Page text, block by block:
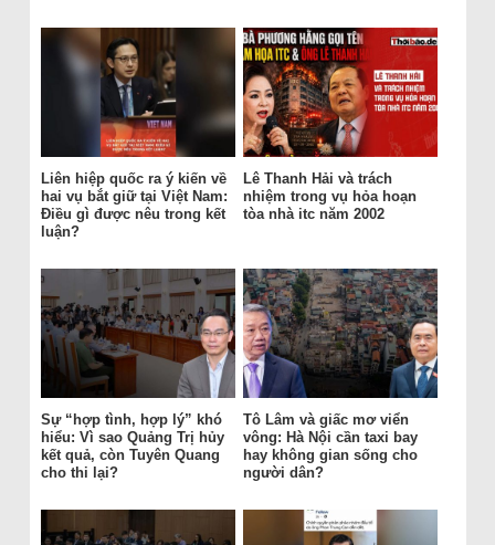
Liên hiệp quốc ra ý kiến về
hai vụ bắt giữ tại Việt Nam:
Điều gì được nêu trong kết
luận?
Lê Thanh Hải và trách
nhiệm trong vụ hỏa hoạn
tòa nhà itc năm 2002
Sự “hợp tình, hợp lý” khó
hiểu: Vì sao Quảng Trị hủy
kết quả, còn Tuyên Quang
cho thi lại?
Tô Lâm và giấc mơ viển
vông: Hà Nội cần taxi bay
hay không gian sống cho
người dân?